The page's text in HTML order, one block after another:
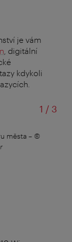
je vám
, digitální
kdykoli
1 /z3
města– ©